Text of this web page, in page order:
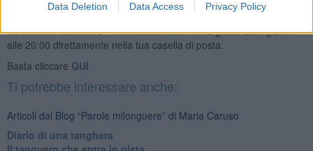
Data Deletion Data Access Privacy Policy
Se vuoi leggere le notizie principali della Toscana iscriviti alla
Newsletter QUInews - ToscanaMedia.Arriva gratis tutti i giorni
alle 20:00 direttamente nella tua casella di posta.
Basta cliccare QUI
Ti potrebbe interessare anche:
Articoli dal Blog “Parole milonguere” di Maria Caruso
Diario di una tanghera